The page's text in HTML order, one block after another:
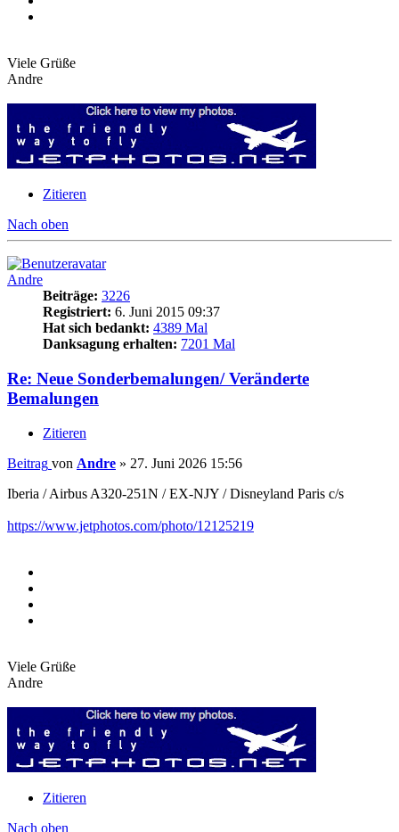
Viele Grüße
Andre
Zitieren
Nach oben
Andre
Beiträge: 3226
Registriert: 6. Juni 2015 09:37
Hat sich bedankt: 4389 Mal
Danksagung erhalten: 7201 Mal
Re: Neue Sonderbemalungen/ Veränderte
Bemalungen
Zitieren
Beitrag von Andre » 27. Juni 2026 15:56
Iberia / Airbus A320-251N / EX-NJY / Disneyland Paris c/s
https://www.jetphotos.com/photo/12125219
Viele Grüße
Andre
Zitieren
Nach oben